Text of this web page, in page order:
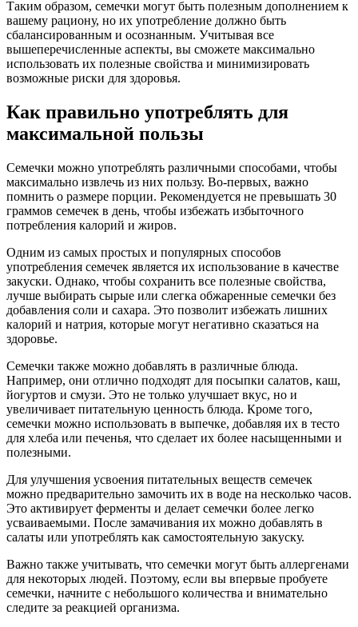
Таким образом, семечки могут быть полезным дополнением к
вашему рациону, но их употребление должно быть
сбалансированным и осознанным. Учитывая все
вышеперечисленные аспекты, вы сможете максимально
использовать их полезные свойства и минимизировать
возможные риски для здоровья.
Как правильно употреблять для
максимальной пользы
Семечки можно употреблять различными способами, чтобы
максимально извлечь из них пользу. Во-первых, важно
помнить о размере порции. Рекомендуется не превышать 30
граммов семечек в день, чтобы избежать избыточного
потребления калорий и жиров.
Одним из самых простых и популярных способов
употребления семечек является их использование в качестве
закуски. Однако, чтобы сохранить все полезные свойства,
лучше выбирать сырые или слегка обжаренные семечки без
добавления соли и сахара. Это позволит избежать лишних
калорий и натрия, которые могут негативно сказаться на
здоровье.
Семечки также можно добавлять в различные блюда.
Например, они отлично подходят для посыпки салатов, каш,
йогуртов и смузи. Это не только улучшает вкус, но и
увеличивает питательную ценность блюда. Кроме того,
семечки можно использовать в выпечке, добавляя их в тесто
для хлеба или печенья, что сделает их более насыщенными и
полезными.
Для улучшения усвоения питательных веществ семечек
можно предварительно замочить их в воде на несколько часов.
Это активирует ферменты и делает семечки более легко
усваиваемыми. После замачивания их можно добавлять в
салаты или употреблять как самостоятельную закуску.
Важно также учитывать, что семечки могут быть аллергенами
для некоторых людей. Поэтому, если вы впервые пробуете
семечки, начните с небольшого количества и внимательно
следите за реакцией организма.